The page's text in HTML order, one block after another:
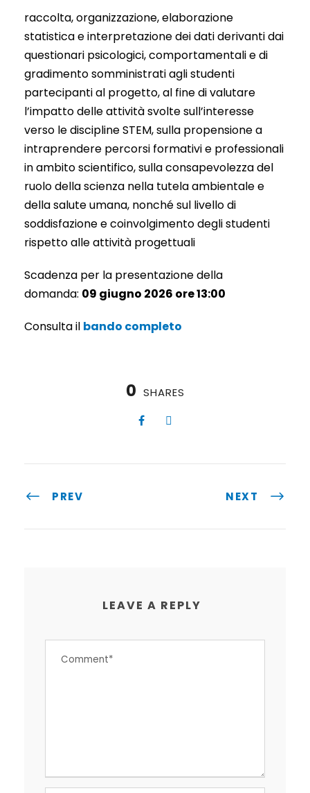
raccolta, organizzazione, elaborazione
statistica e interpretazione dei dati derivanti dai
questionari psicologici, comportamentali e di
gradimento somministrati agli studenti
partecipanti al progetto, al fine di valutare
l’impatto delle attività svolte sull’interesse
verso le discipline STEM, sulla propensione a
intraprendere percorsi formativi e professionali
in ambito scientifico, sulla consapevolezza del
ruolo della scienza nella tutela ambientale e
della salute umana, nonché sul livello di
soddisfazione e coinvolgimento degli studenti
rispetto alle attività progettuali
Scadenza per la presentazione della
domanda: 09 giugno 2026 ore 13:00
Consulta il bando completo
0 SHARES
PREV NEXT
LEAVE A REPLY